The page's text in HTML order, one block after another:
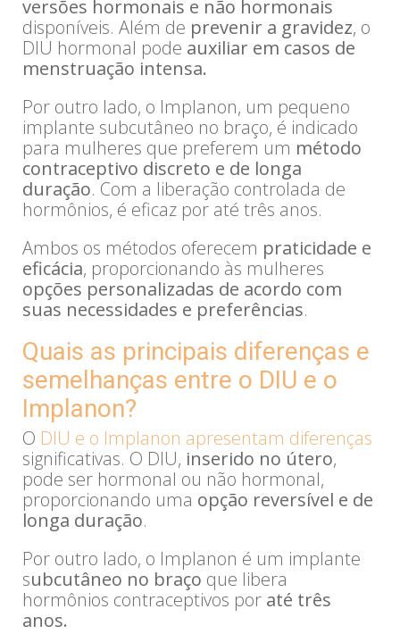
versões hormonais e não hormonais
disponíveis. Além de prevenir a gravidez, o
DIU hormonal pode auxiliar em casos de
menstruação intensa.
Por outro lado, o Implanon, um pequeno
implante subcutâneo no braço, é indicado
para mulheres que preferem um método
contraceptivo discreto e de longa
duração. Com a liberação controlada de
hormônios, é eficaz por até três anos.
Ambos os métodos oferecem praticidade e
eficácia, proporcionando às mulheres
opções personalizadas de acordo com
suas necessidades e preferências.
Quais as principais diferenças e
semelhanças entre o DIU e o
Implanon?
O DIU e o Implanon apresentam diferenças
significativas. O DIU, inserido no útero,
pode ser hormonal ou não hormonal,
proporcionando uma opção reversível e de
longa duração.
Por outro lado, o Implanon é um implante
subcutâneo no braço que libera
hormônios contraceptivos por até três
anos.